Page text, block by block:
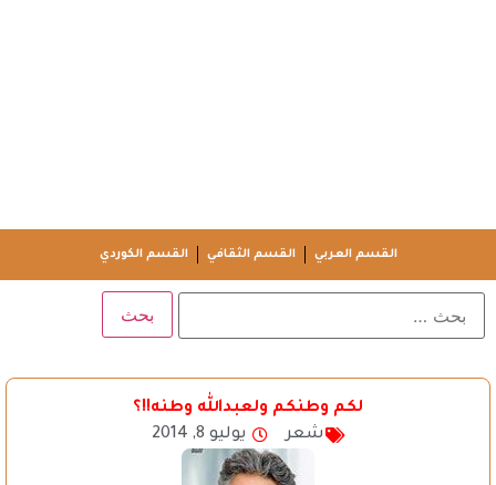
القسم العربي القسم الثقافي القسم الكوردي
لكم وطنكم ولعبدالله وطنه!!؟
شعر
يوليو 8, 2014